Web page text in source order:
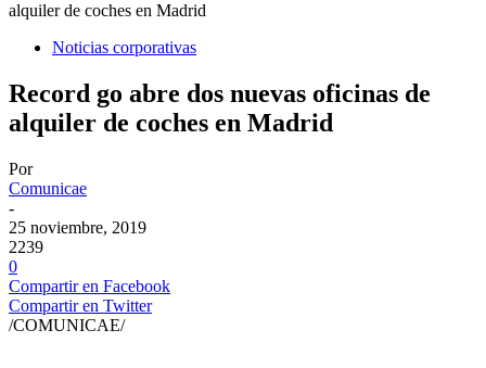
alquiler de coches en Madrid
Noticias corporativas
Record go abre dos nuevas oficinas de
alquiler de coches en Madrid
Por
Comunicae
-
25 noviembre, 2019
2239
0
Compartir en Facebook
Compartir en Twitter
/COMUNICAE/